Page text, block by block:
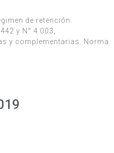
de retención.
y N° 4.003,
y complementarias. Norma